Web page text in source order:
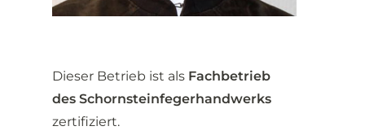
Dieser Betrieb ist als Fachbetrieb
des Schornsteinfegerhandwerks
zertifiziert.